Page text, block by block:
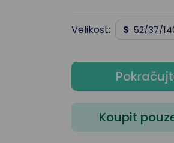
Velikost: S 52/37/
Koupit